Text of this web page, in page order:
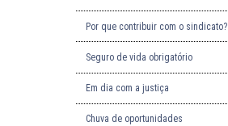
Por que contribuir com o sindicato?
Seguro de vida obrigatório
Em dia com a justiça
Chuva de oportunidades